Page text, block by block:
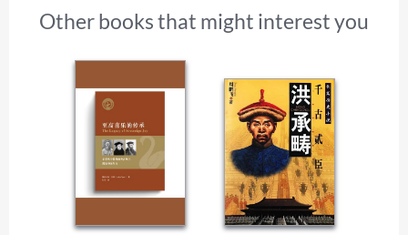
Other books that might interest you